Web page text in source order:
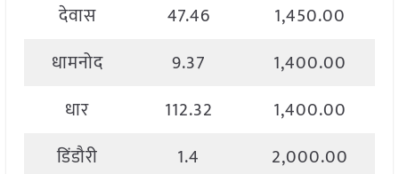
देवास 47.46
1,450.00
धामनोद
9.37
1,400.00
धार
112.32
1,400.00
डिंडौरी
1.4
2,000.00